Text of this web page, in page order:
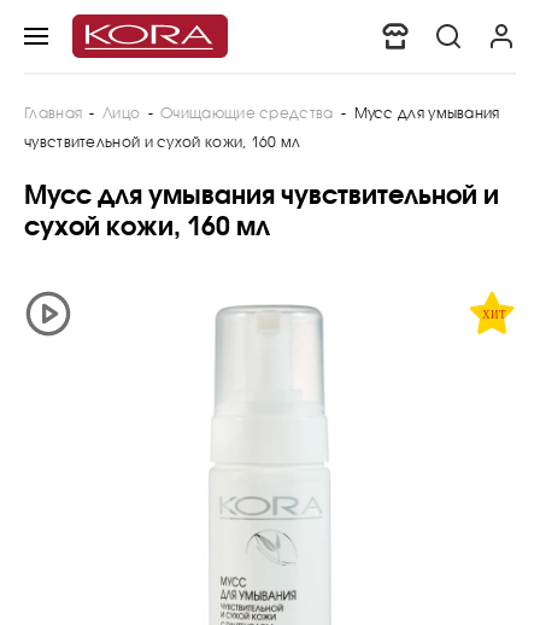
Главная - Лицо - Очищающие средства - Мусс для умывания
чувствительной и сухой кожи, 160 мл
Мусс для умывания чувствительной и
сухой кожи, 160 мл